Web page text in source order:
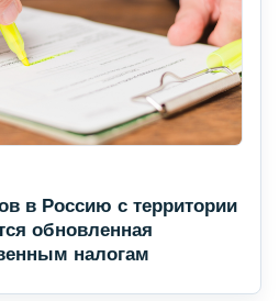
в Россию с территории
обновленная
налогам